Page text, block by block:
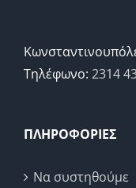
Τηλέφωνο: 2314
ΠΛΗΡΟΦΟΡΙΕΣ
Να συστηθούμε